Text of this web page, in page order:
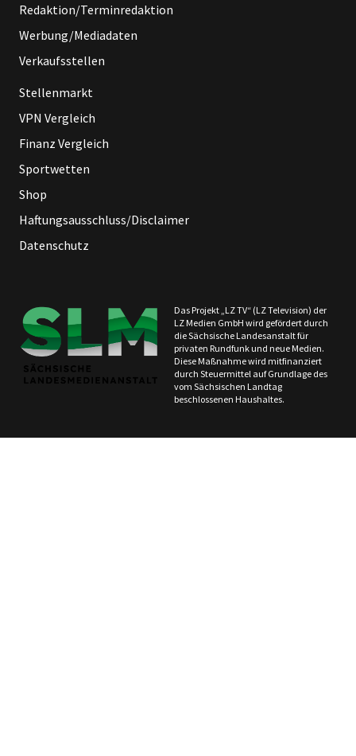
Redaktion/Terminredaktion
Werbung/Mediadaten
Verkaufsstellen
Stellenmarkt
VPN Vergleich
Finanz Vergleich
Sportwetten
Shop
Haftungsausschluss/Disclaimer
Datenschutz
Das Projekt „LZ TV“ (LZ Television) der
LZ Medien GmbH wird gefördert durch
die Sächsische Landesanstalt für
privaten Rundfunk und neue Medien.
Diese Maßnahme wird mitfinanziert
durch Steuermittel auf Grundlage des
vom Sächsischen Landtag
beschlossenen Haushaltes.